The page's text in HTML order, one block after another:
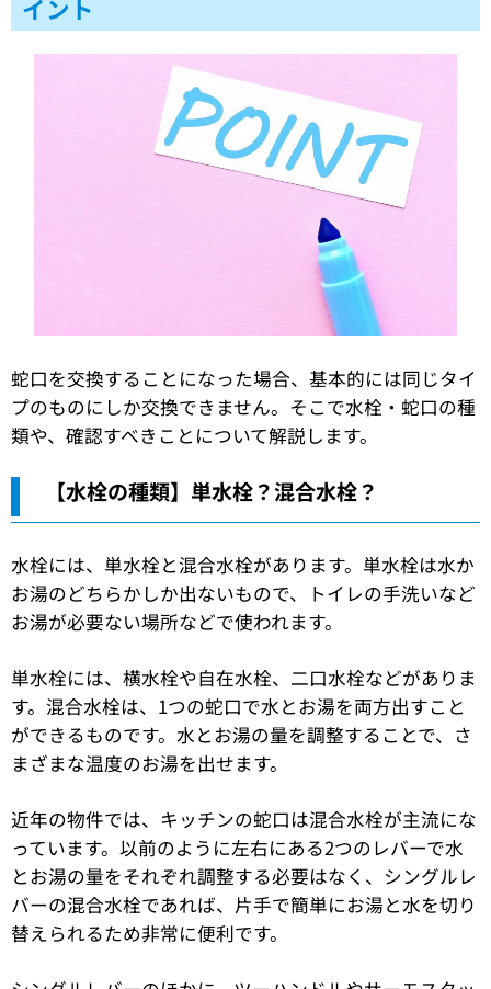
イント
蛇口を交換することになった場合、基本的には同じタイ
プのものにしか交換できません。そこで水栓・蛇口の種
類や、確認すべきことについて解説します。
【水栓の種類】単水栓？混合水栓？
水栓には、単水栓と混合水栓があります。単水栓は水か
お湯のどちらかしか出ないもので、トイレの手洗いなど
お湯が必要ない場所などで使われます。
単水栓には、横水栓や自在水栓、二口水栓などがありま
す。混合水栓は、1つの蛇口で水とお湯を両方出すこと
ができるものです。水とお湯の量を調整することで、さ
まざまな温度のお湯を出せます。
近年の物件では、キッチンの蛇口は混合水栓が主流にな
っています。以前のように左右にある2つのレバーで水
とお湯の量をそれぞれ調整する必要はなく、シングルレ
バーの混合水栓であれば、片手で簡単にお湯と水を切り
替えられるため非常に便利です。